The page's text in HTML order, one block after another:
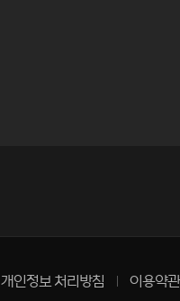
개인정보 처리방침 이용약관